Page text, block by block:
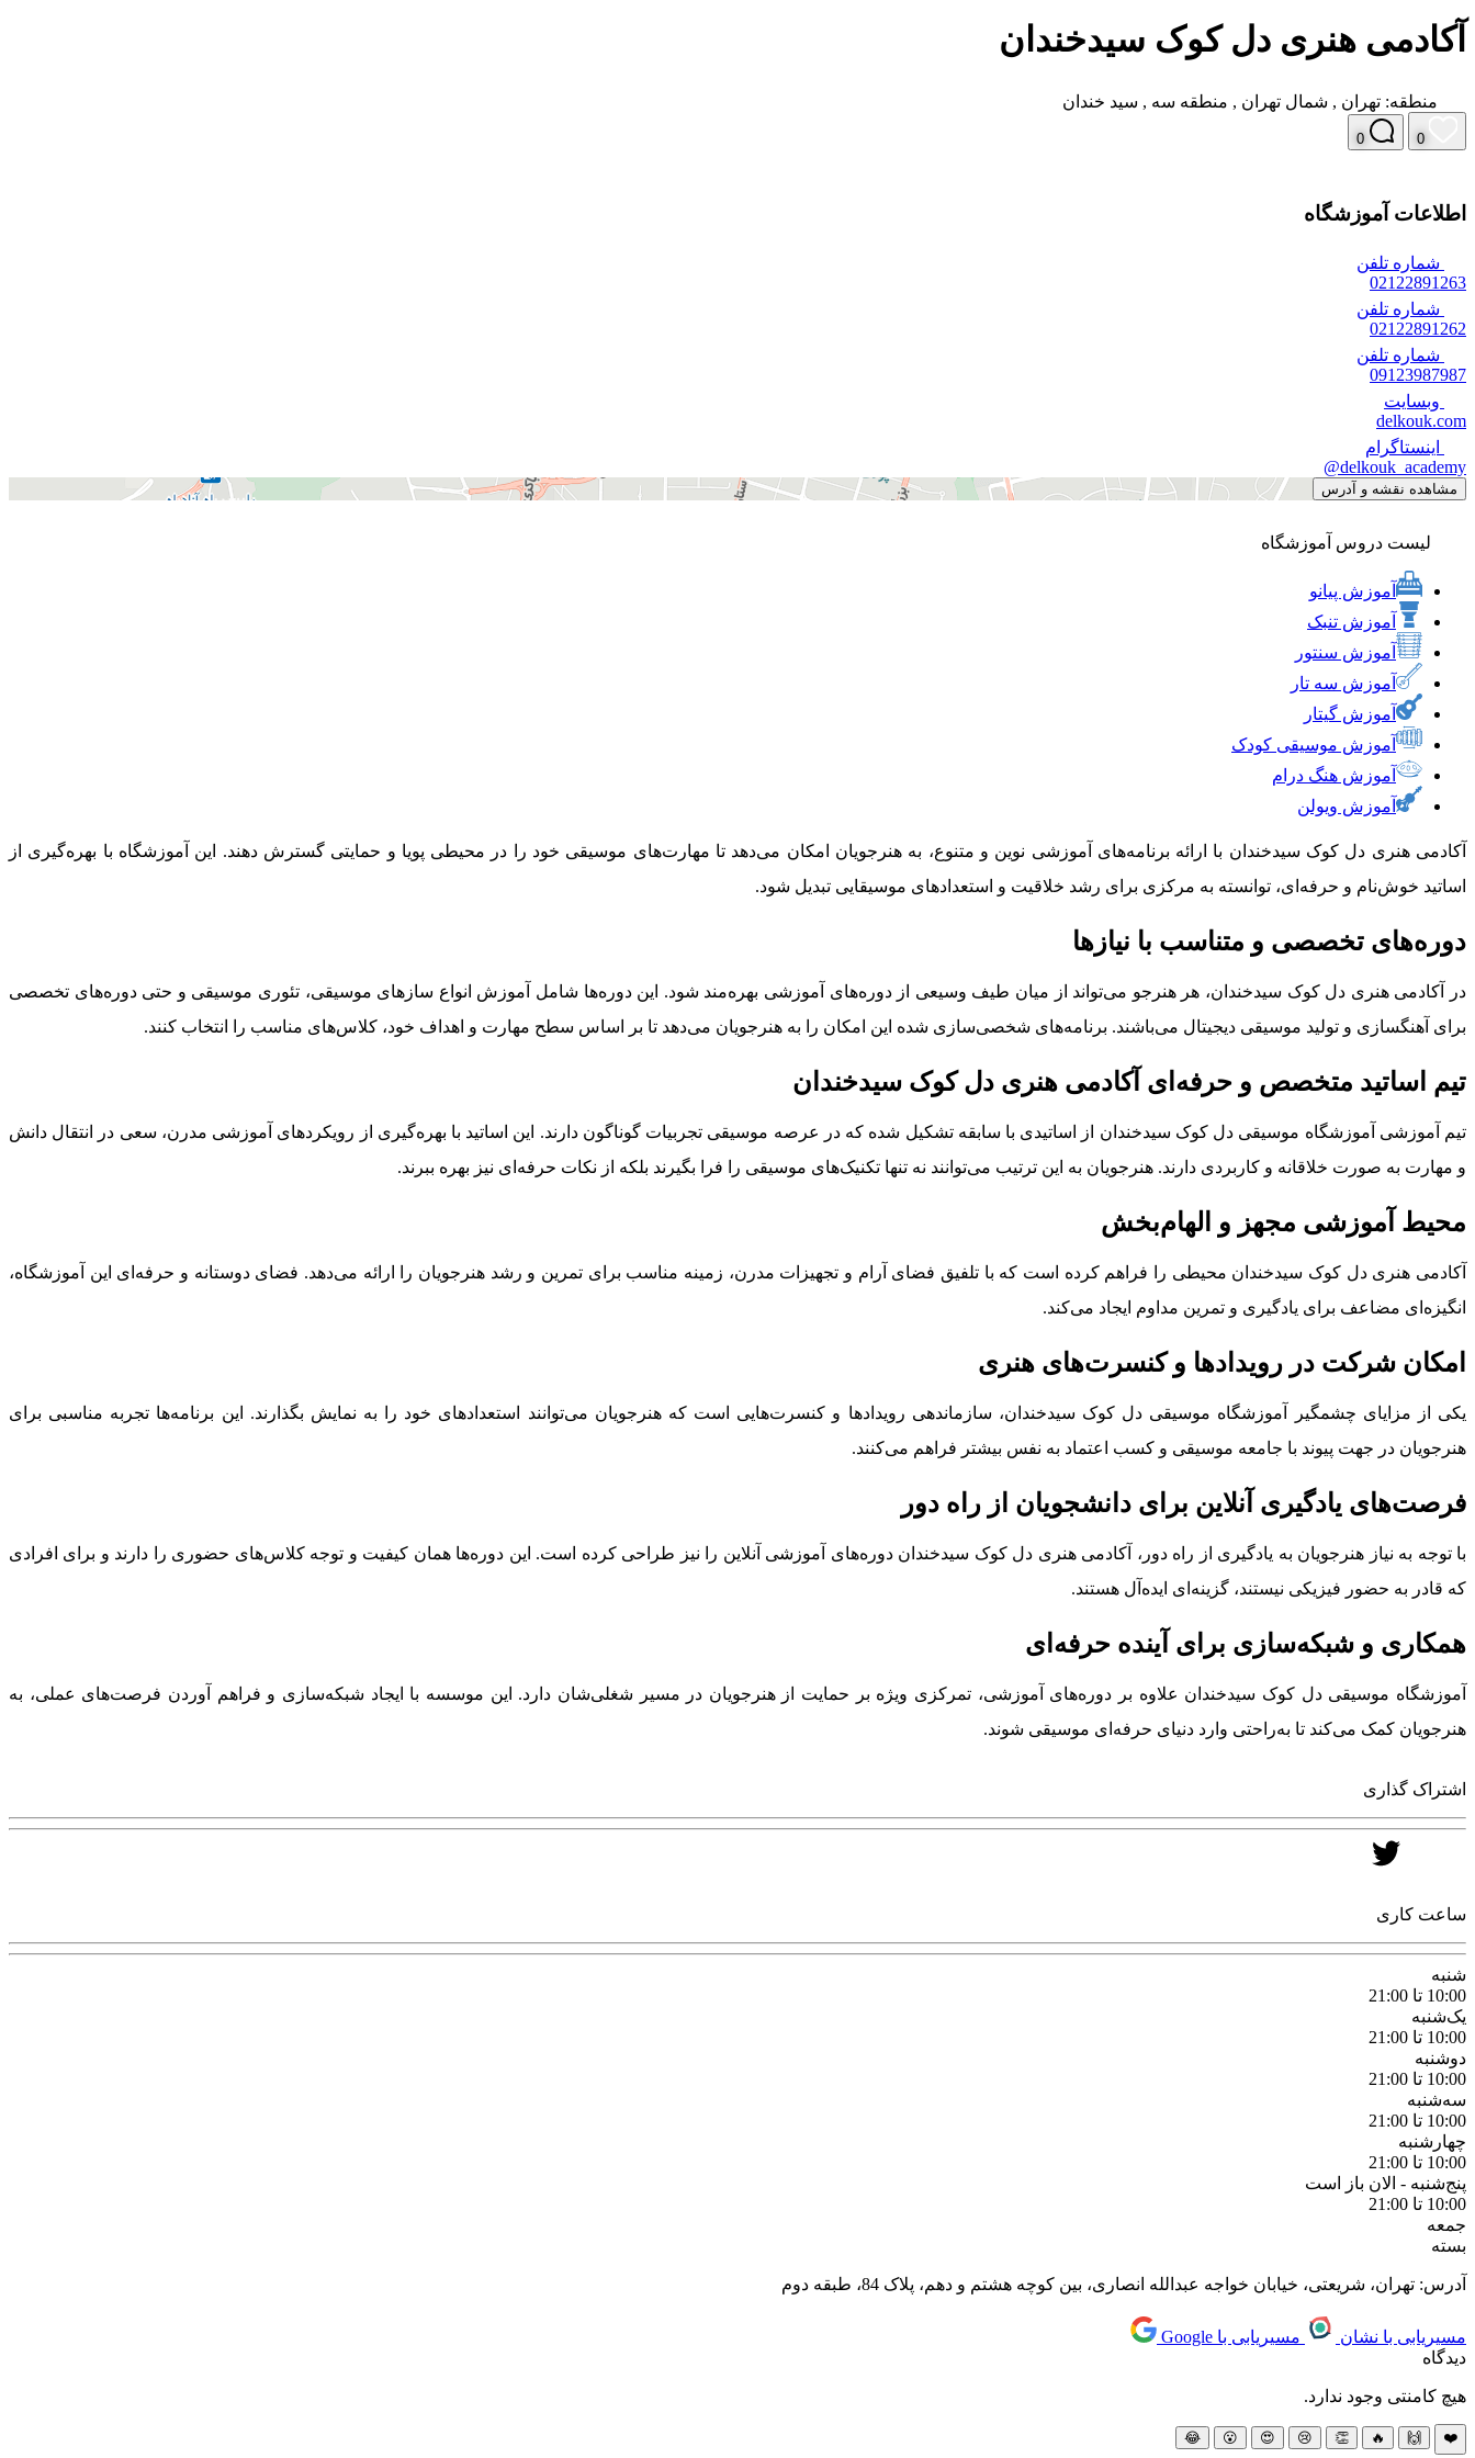
آکادمی هنری دل کوک سیدخندان
منطقه: تهران , شمال تهران , منطقه سه , سید خندان
0
0
اطلاعات آموزشگاه
شماره تلفن
02122891263
شماره تلفن
02122891262
شماره تلفن
09123987987
وبسایت
delkouk.com
اینستاگرام
delkouk_academy@
مشاهده نقشه و آدرس
لیست دروس آموزشگاه
آموزش پیانو
آموزش تنبک
آموزش سنتور
آموزش سه تار
آموزش گیتار
آموزش موسیقی کودک
آموزش هنگ درام
آموزش ویولن
آکادمی هنری دل کوک سیدخندان با ارائه برنامه‌های آموزشی نوین و متنوع، به هنرجویان امکان می‌دهد تا مهارت‌های موسیقی خود را در محیطی پویا و حمایتی گسترش دهند. این آموزشگاه با بهره‌گیری از
اساتید خوش‌نام و حرفه‌ای، توانسته به مرکزی برای رشد خلاقیت و استعدادهای موسیقایی تبدیل شود.
دوره‌های تخصصی و متناسب با نیازها
در آکادمی هنری دل کوک سیدخندان، هر هنرجو می‌تواند از میان طیف وسیعی از دوره‌های آموزشی بهره‌مند شود. این دوره‌ها شامل آموزش انواع سازهای موسیقی، تئوری موسیقی و حتی دوره‌های تخصصی
برای آهنگسازی و تولید موسیقی دیجیتال می‌باشند. برنامه‌های شخصی‌سازی شده این امکان را به هنرجویان می‌دهد تا بر اساس سطح مهارت و اهداف خود، کلاس‌های مناسب را انتخاب کنند.
تیم اساتید متخصص و حرفه‌ای آکادمی هنری دل کوک سیدخندان
تیم آموزشی آموزشگاه موسیقی دل کوک سیدخندان از اساتیدی با سابقه تشکیل شده که در عرصه موسیقی تجربیات گوناگون دارند. این اساتید با بهره‌گیری از رویکردهای آموزشی مدرن، سعی در انتقال دانش
و مهارت به صورت خلاقانه و کاربردی دارند. هنرجویان به این ترتیب می‌توانند نه تنها تکنیک‌های موسیقی را فرا بگیرند بلکه از نکات حرفه‌ای نیز بهره ببرند.
محیط آموزشی مجهز و الهام‌بخش
آکادمی هنری دل کوک سیدخندان محیطی را فراهم کرده است که با تلفیق فضای آرام و تجهیزات مدرن، زمینه مناسب برای تمرین و رشد هنرجویان را ارائه می‌دهد. فضای دوستانه و حرفه‌ای این آموزشگاه،
انگیزه‌ای مضاعف برای یادگیری و تمرین مداوم ایجاد می‌کند.
امکان شرکت در رویدادها و کنسرت‌های هنری
یکی از مزایای چشمگیر آموزشگاه موسیقی دل کوک سیدخندان، سازماندهی رویدادها و کنسرت‌هایی است که هنرجویان می‌توانند استعدادهای خود را به نمایش بگذارند. این برنامه‌ها تجربه مناسبی برای
هنرجویان در جهت پیوند با جامعه موسیقی و کسب اعتماد به نفس بیشتر فراهم می‌کنند.
فرصت‌های یادگیری آنلاین برای دانشجویان از راه دور
با توجه به نیاز هنرجویان به یادگیری از راه دور، آکادمی هنری دل کوک سیدخندان دوره‌های آموزشی آنلاین را نیز طراحی کرده است. این دوره‌ها همان کیفیت و توجه کلاس‌های حضوری را دارند و برای افرادی
که قادر به حضور فیزیکی نیستند، گزینه‌ای ایده‌آل هستند.
همکاری و شبکه‌سازی برای آینده حرفه‌ای
آموزشگاه موسیقی دل کوک سیدخندان علاوه بر دوره‌های آموزشی، تمرکزی ویژه بر حمایت از هنرجویان در مسیر شغلی‌شان دارد. این موسسه با ایجاد شبکه‌سازی و فراهم آوردن فرصت‌های عملی، به
هنرجویان کمک می‌کند تا به‌راحتی وارد دنیای حرفه‌ای موسیقی شوند.
اشتراک گذاری
ساعت کاری
شنبه
10:00 تا 21:00
یک‌شنبه
10:00 تا 21:00
دوشنبه
10:00 تا 21:00
سه‌شنبه
10:00 تا 21:00
چهارشنبه
10:00 تا 21:00
پنج‌شنبه - الان باز است
10:00 تا 21:00
جمعه
بسته
آدرس: تهران، شریعتی، خیابان خواجه عبدالله انصاری، بین کوچه هشتم و دهم، پلاک 84، طبقه دوم
مسیریابی با نشان
مسیریابی با Google
دیدگاه
هیچ کامنتی وجود ندارد.
❤️
🙌
🔥
👏
😢
😍
😮
😂